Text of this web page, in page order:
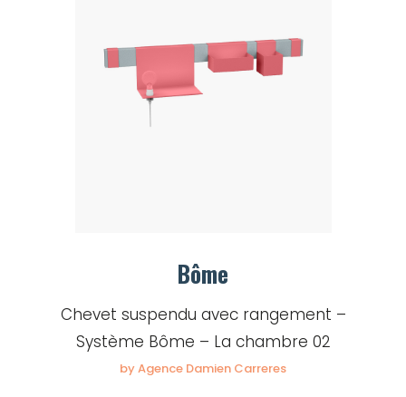
Bôme
Chevet suspendu avec rangement –
Système Bôme – La chambre 02
by Agence Damien Carreres